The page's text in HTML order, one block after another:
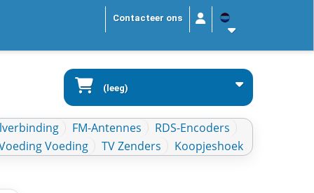
Contacteer ons
(leeg)
FM-Antennes
RDS-Encoders
Voeding
TV Zenders Koopjeshoek